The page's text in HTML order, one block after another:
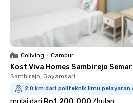
Coliving • Campur
Kost Viva Homes Sambirejo
Sambirejo, Gayamsari
2.0 km dari politeknik ilmu pelayaran